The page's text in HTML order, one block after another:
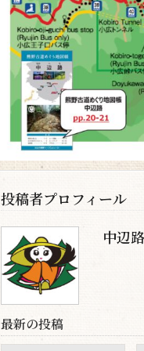
投稿者プロフィール
中辺
最新の投稿